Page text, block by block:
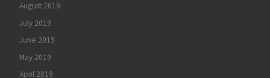
August 2019
July 2019
June 2019
May 2019
April 2019